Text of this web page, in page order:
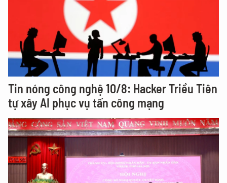
Tin nóng công nghệ 10/8: Hacker Triều Tiên
tự xây AI phục vụ tấn công mạng